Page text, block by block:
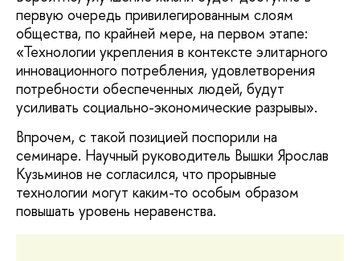
первую очередь привилегированным слоям
общества, по крайней мере, на первом этапе:
«Технологии укрепления в контексте элитарного
инновационного потребления, удовлетворения
потребности обеспеченных людей, будут
усиливать социально-экономические разрывы».
Впрочем, с такой позицией поспорили на
семинаре. Научный руководитель Вышки Ярослав
Кузьминов не согласился, что прорывные
технологии могут каким-то особым образом
повышать уровень неравенства.